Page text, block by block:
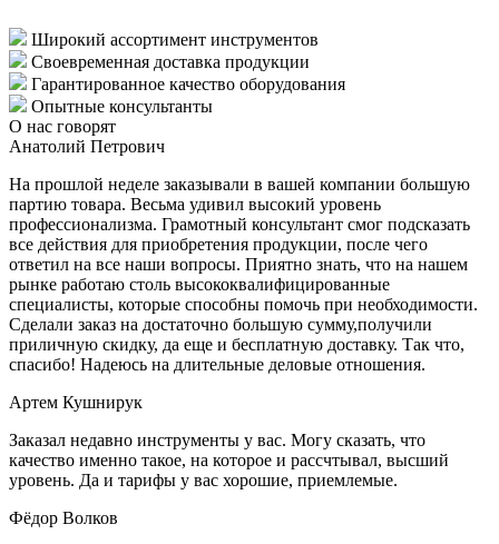
Широкий ассортимент инструментов
Своевременная доставка продукции
Гарантированное качество оборудования
Опытные консультанты
О нас говорят
Анатолий Петрович
На прошлой неделе заказывали в вашей компании большую
партию товара. Весьма удивил высокий уровень
профессионализма. Грамотный консультант смог подсказать
все действия для приобретения продукции, после чего
ответил на все наши вопросы. Приятно знать, что на нашем
рынке работаю столь высококвалифицированные
специалисты, которые способны помочь при необходимости.
Сделали заказ на достаточно большую сумму,получили
приличную скидку, да еще и бесплатную доставку. Так что,
спасибо! Надеюсь на длительные деловые отношения.
Артем Кушнирук
Заказал недавно инструменты у вас. Могу сказать, что
качество именно такое, на которое и рассчтывал, высший
уровень. Да и тарифы у вас хорошие, приемлемые.
Фёдор Волков